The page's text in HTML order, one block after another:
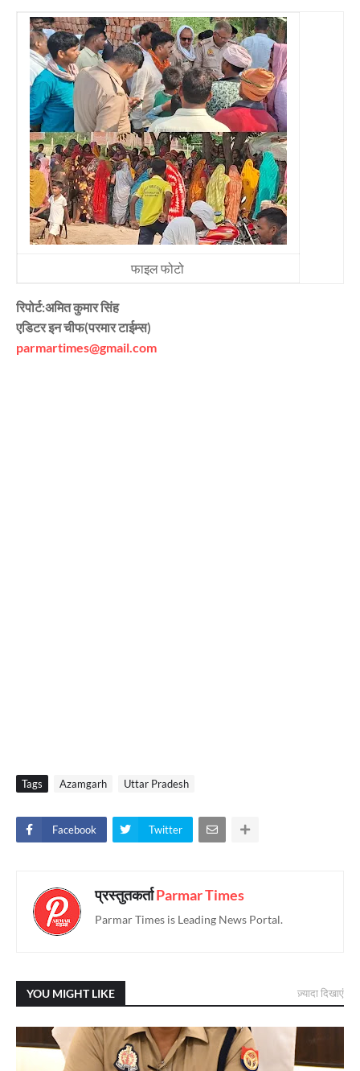
फाइल फोटो
रिपोर्ट:अमित कुमार सिंह
एडिटर इन चीफ(परमार टाईम्स)
parmartimes@gmail.com
Tags Azamgarh Uttar Pradesh
Facebook Twitter
प्रस्तुतकर्ताParmar Times
Parmar Times is Leading News Portal.
YOU MIGHT LIKE ज़्यादा दिखाएं